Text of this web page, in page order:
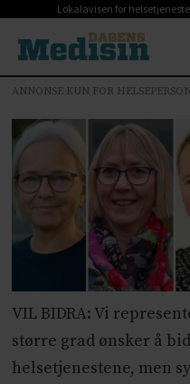
Lokalavisen for
ANNONSE KUN FOR
VIL BIDRA: Vi
større grad ønsker å
helsetjenestene, men